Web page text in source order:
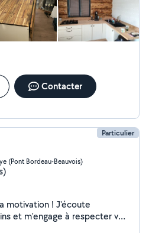
Contacter
Particulier
(Pont Bordeau-Beauvois)
motivation ! J'écoute
et m'engage à respecter vos